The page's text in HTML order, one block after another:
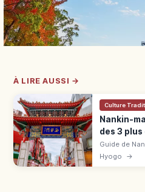
À LIRE AUSSI →
Culture
Nankin-
des 3
Guide de
compact,
et fête du
Hyogo →